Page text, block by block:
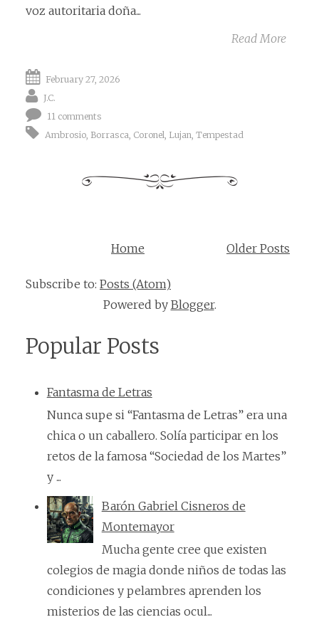
voz autoritaria doña...
Read More
February 27, 2026
J.C.
11 comments
Ambrosio, Borrasca, Coronel, Lujan, Tempestad
Older Posts
Home
Subscribe to: Posts (Atom)
Powered by Blogger.
Popular Posts
Fantasma de Letras
Nunca supe si “Fantasma de Letras” era una
chica o un caballero. Solía participar en los
retos de la famosa “Sociedad de los Martes”
y ...
Barón Gabriel Cisneros de
Montemayor
Mucha gente cree que existen
colegios de magia donde niños de todas las
condiciones y pelambres aprenden los
misterios de las ciencias ocul...